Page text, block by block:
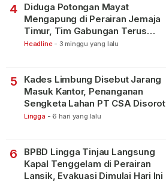
4
Diduga Potongan Mayat
Mengapung di Perairan Jemaja
Timur, Tim Gabungan Terus
Lakukan Pencarian
Headline - 3 minggu yang lalu
5
Kades Limbung Disebut Jarang
Masuk Kantor, Penanganan
Sengketa Lahan PT CSA Disorot
Warga
Lingga - 6 hari yang lalu
6
BPBD Lingga Tinjau Langsung
Kapal Tenggelam di Perairan
Lansik, Evakuasi Dimulai Hari Ini